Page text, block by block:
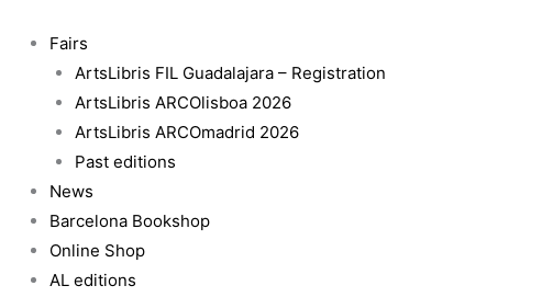
Fairs
ArtsLibris FIL Guadalajara – Registration
ArtsLibris ARCOlisboa 2026
ArtsLibris ARCOmadrid 2026
Past editions
News
Barcelona Bookshop
Online Shop
AL editions